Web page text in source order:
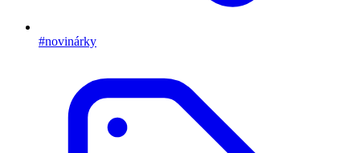
#novinárky